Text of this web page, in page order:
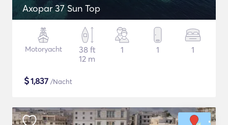
Axopar 37 Sun Top
Motoryacht
38 ft
12 m
1 1 1
$1,837 /Nacht